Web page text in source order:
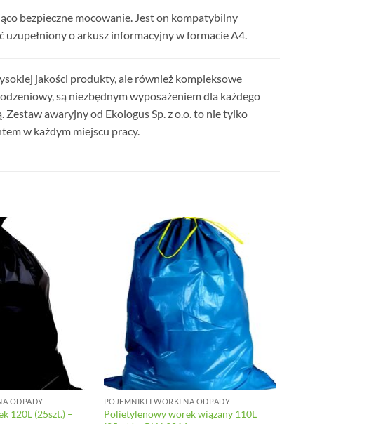
bezpieczne mocowanie. Jest on kompatybilny
uzupełniony o arkusz informacyjny w formacie A4.
jakości produkty, ale również kompleksowe
są niezbędnym wyposażeniem dla każdego
awaryjny od Ekologus Sp. z o.o. to nie tylko
w każdym miejscu pracy.
ODPADY
120L (25szt.) –
POJEMNIKI I WORKI NA ODPADY
Polietylenowy worek wiązany 110L